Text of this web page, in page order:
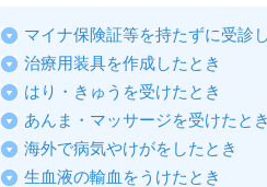
マイナ保険証等を持たずに受診
治療用装具を作成したとき
はり・きゅうを受けたとき
あんま・マッサージを受けたとき
海外で病気やけがをしたとき
生血液の輸血をうけたとき